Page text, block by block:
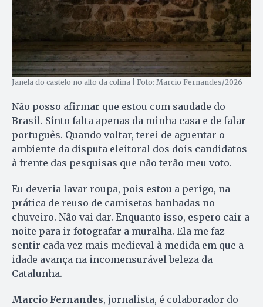
Janela do castelo no alto da colina | Foto: Marcio Fernandes/2026
Não posso afirmar que estou com saudade do
Brasil. Sinto falta apenas da minha casa e de falar
português. Quando voltar, terei de aguentar o
ambiente da disputa eleitoral dos dois candidatos
à frente das pesquisas que não terão meu voto.
Eu deveria lavar roupa, pois estou a perigo, na
prática de reuso de camisetas banhadas no
chuveiro. Não vai dar. Enquanto isso, espero cair a
noite para ir fotografar a muralha. Ela me faz
sentir cada vez mais medieval à medida em que a
idade avança na incomensurável beleza da
Catalunha.
Marcio Fernandes, jornalista, é colaborador do